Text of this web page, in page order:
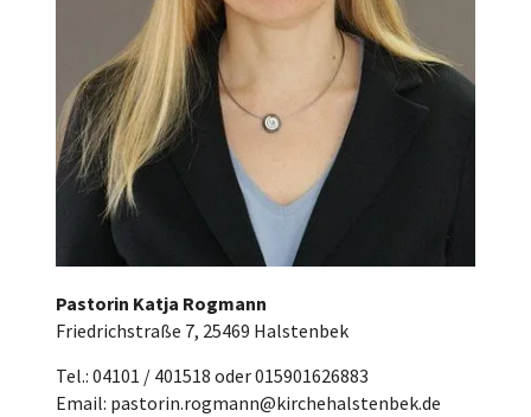
Pastorin Katja Rogmann
Friedrichstraße 7, 25469 Halstenbek
Tel.: 04101 / 401518 oder 015901626883
Email: pastorin.rogmann@kirchehalstenbek.de